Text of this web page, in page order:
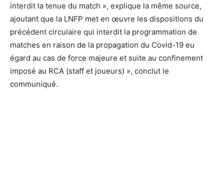
interdit la tenue du match », explique la même source,
ajoutant que la LNFP met en œuvre les dispositions du
précédent circulaire qui interdit la programmation de
matches en raison de la propagation du Covid-19 eu
égard au cas de force majeure et suite au confinement
imposé au RCA (staff et joueurs) », conclut le
communiqué.